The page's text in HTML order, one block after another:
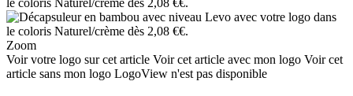
Zoom
Voir votre logo sur cet article Voir cet article avec mon logo Voir cet
article sans mon logo LogoView n'est pas disponible